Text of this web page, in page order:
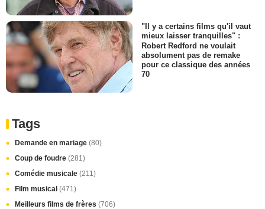
"Il y a certains films qu'il vaut
mieux laisser tranquilles" :
Robert Redford ne voulait
absolument pas de remake
pour ce classique des années
70
Tags
Demande en mariage (80)
Coup de foudre (281)
Comédie musicale (211)
Film musical (471)
Meilleurs films de frères (706)